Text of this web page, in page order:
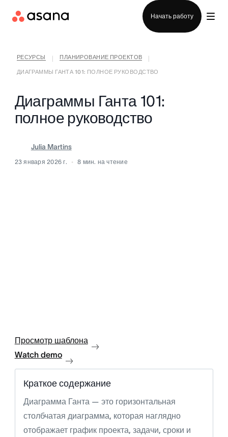
Начать работу
РЕСУРСЫ ПЛАНИРОВАНИЕ ПРОЕКТОВ
ДИАГРАММЫ ГАНТА 101: ПОЛНОЕ РУКОВОДСТВО
Диаграммы Ганта 101:
полное руководство
Julia Martins
23 января 2026 г. 8 мин. на чтение
Просмотр шаблона
Watch demo
Краткое содержание
Диаграмма Ганта — это горизонтальная
столбчатая диаграмма, которая наглядно
отображает график проекта, задачи, сроки и